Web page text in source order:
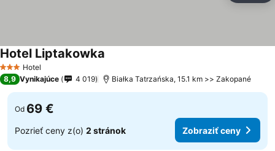
3 Počet hviezdičiek
Hotel
Hotel Liptakowka
8,9 Vynikajúce 4 019 Białka Tatrzańska, 15.1 km >> Zakopané
Od 69 €
Pozrieť ceny z(o) 2 stránok Zobraziť ceny